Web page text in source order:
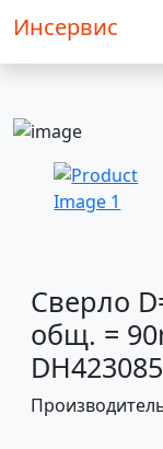
Инсервис
Сверло
общ. =
DH423085